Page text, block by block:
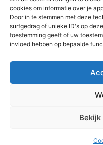
cookies om informatie over je
Door in te stemmen met deze
surfgedrag of unieke ID's op
toestemming geeft of uw
invloed hebben op bepaalde
De best gelezen
Voor een advocaat in
Centrifugaalwaterpomp –
technologie
Ziebart Nederland